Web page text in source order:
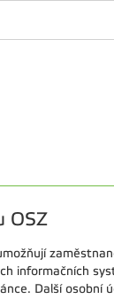
OSZ
informačních
Další